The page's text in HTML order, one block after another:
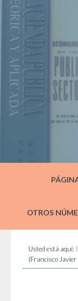
OTROS
Usted está aquí:
(Francisco Javier